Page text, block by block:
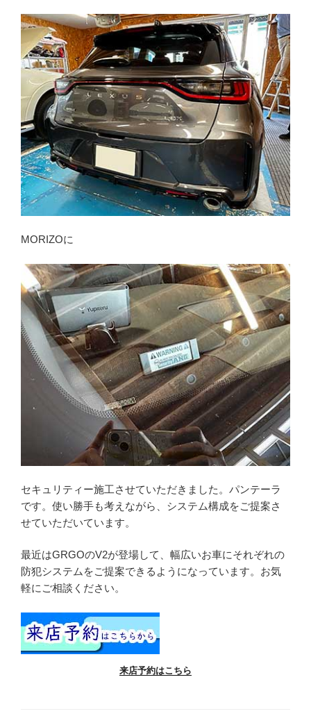
MORIZOに
セキュリティー施工させていただきました。パンテーラ
です。使い勝手も考えながら、システム構成をご提案さ
せていただいています。
最近はGRGOのV2が登場して、幅広いお車にそれぞれの
防犯システムをご提案できるようになっています。お気
軽にご相談ください。
来店予約はこちら